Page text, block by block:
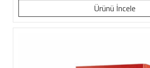
Ürünü İncele